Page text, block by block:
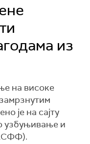
из
на високе
је на сајту
узбуњивање и